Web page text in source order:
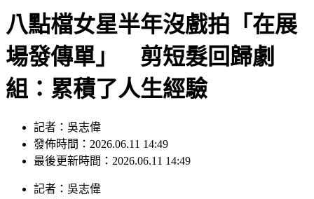
八點檔女星半年沒戲拍「在展
場發傳單」 剪短髮回歸劇
組：累積了人生經驗
記者：吳志偉
發佈時間：2026.06.11 14:49